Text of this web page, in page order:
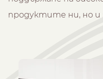
Намери
начин на
продуктите ни, но и